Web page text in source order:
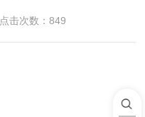
点击次数：849